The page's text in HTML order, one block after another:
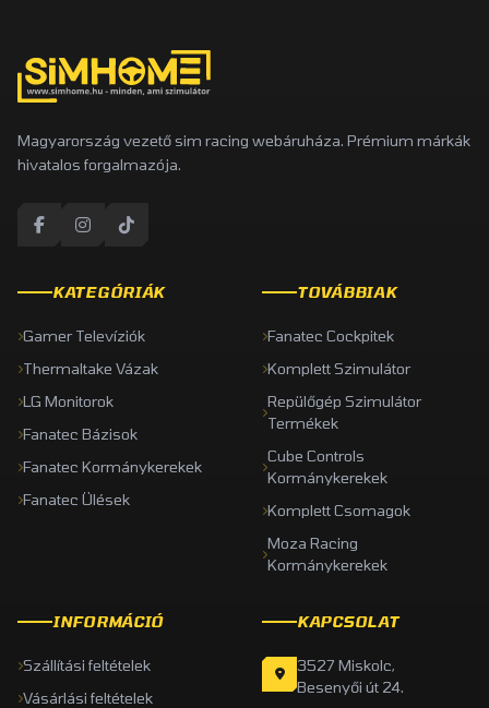
Magyarország vezető sim racing webáruháza. Prémium márkák
hivatalos forgalmazója.
KATEGÓRIÁK
Gamer Televíziók
Thermaltake Vázak
LG Monitorok
Fanatec Bázisok
Fanatec Kormánykerekek
Fanatec Ülések
TOVÁBBIAK
Fanatec Cockpitek
Komplett Szimulátor
Repülőgép Szimulátor
Termékek
Cube Controls
Kormánykerekek
Komplett Csomagok
Moza Racing
Kormánykerekek
INFORMÁCIÓ
Szállítási feltételek
Vásárlási feltételek
KAPCSOLAT
3527 Miskolc,
Besenyői út 24.